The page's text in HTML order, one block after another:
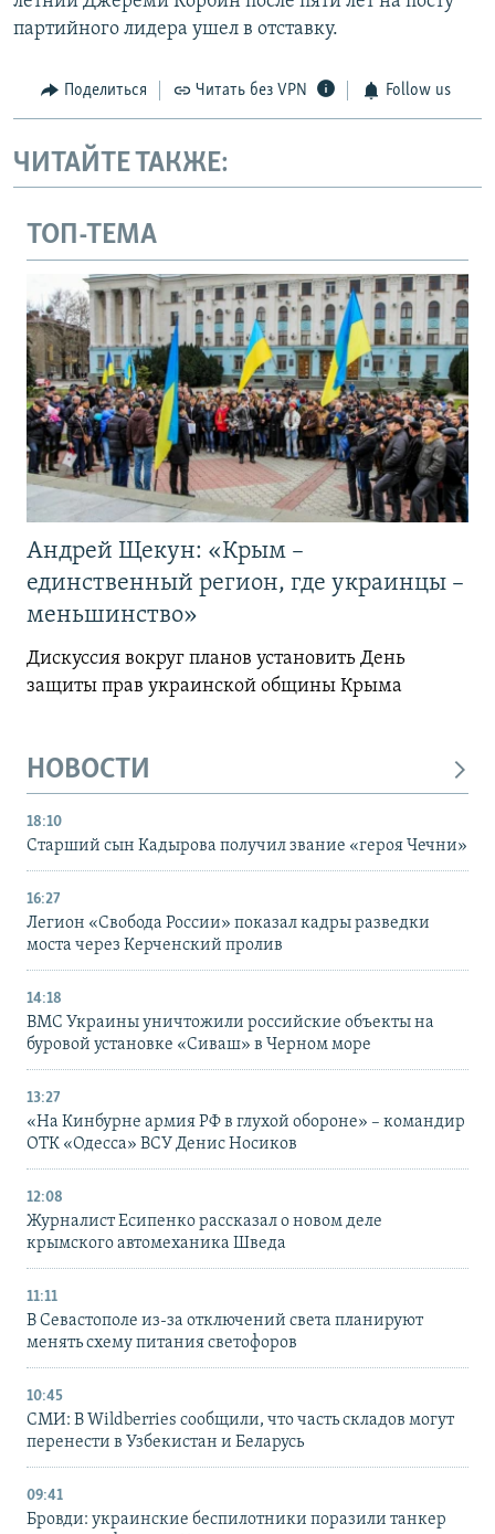
партийного лидера ушел в отставку.
Поделиться Читать без VPN Follow us
ЧИТАЙТЕ ТАКЖЕ:
ТОП-ТЕМА
Андрей Щекун: «Крым –
единственный регион, где украинцы –
меньшинство»
Дискуссия вокруг планов установить День
защиты прав украинской общины Крыма
НОВОСТИ
18:10
Старший сын Кадырова получил звание «героя Чечни»
16:27
Легион «Свобода России» показал кадры разведки
моста через Керченский пролив
14:18
ВМС Украины уничтожили российские объекты на
буровой установке «Сиваш» в Черном море
13:27
«На Кинбурне армия РФ в глухой обороне» – командир
ОТК «Одесса» ВСУ Денис Носиков
12:08
Журналист Есипенко рассказал о новом деле
крымского автомеханика Шведа
11:11
В Севастополе из-за отключений света планируют
менять схему питания светофоров
10:45
СМИ: В Wildberries сообщили, что часть складов могут
перенести в Узбекистан и Беларусь
09:41
Бровди: украинские беспилотники поразили танкер